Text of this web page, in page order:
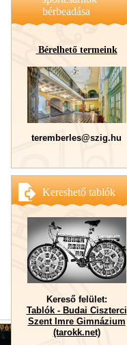
bérbeadása
Bérelhető termeink
teremberles@szig.hu
Kereshető tablók
Kereső felület:
Tablók - Budai Ciszterci
Szent Imre Gimnázium
(tarokk.net)